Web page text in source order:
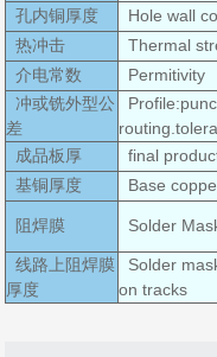
孔内铜厚度 Hole wall
热冲击
Thermal
介电常数
Permitivity
冲或铣外型公
差
成品板厚 final
基铜厚度
Base
阻焊膜 Solder
线路上阻焊膜
厚度
Solder
on tracks